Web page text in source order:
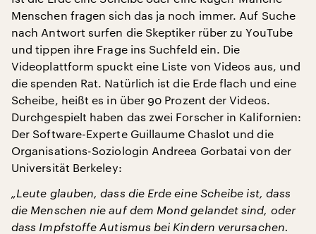
Menschen fragen sich das ja noch immer. Auf Suche
nach Antwort surfen die Skeptiker rüber zu YouTube
und tippen ihre Frage ins Suchfeld ein. Die
Videoplattform spuckt eine Liste von Videos aus, und
die spenden Rat. Natürlich ist die Erde flach und eine
Scheibe, heißt es in über 90 Prozent der Videos.
Durchgespielt haben das zwei Forscher in Kalifornien:
Der Software-Experte Guillaume Chaslot und die
Organisations-Soziologin Andreea Gorbatai von der
Universität Berkeley:
„Leute glauben, dass die Erde eine Scheibe ist, dass
die Menschen nie auf dem Mond gelandet sind, oder
dass Impfstoffe Autismus bei Kindern verursachen.